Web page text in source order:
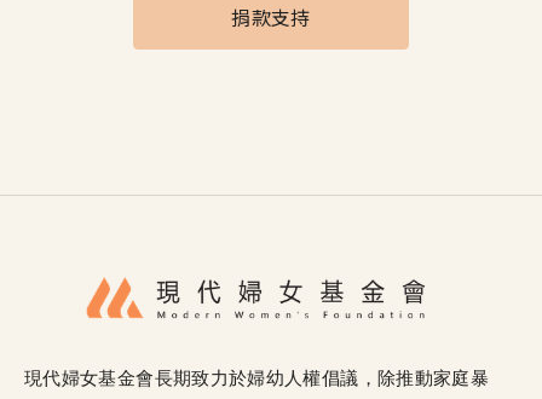
捐款支持
現代婦女基金會長期致力於婦幼人權倡議，除推動家庭暴